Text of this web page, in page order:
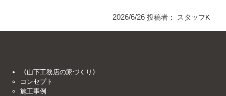
2026/6/26 投稿者： スタッフK
《山下工務店の家づくり》
コンセプト
施工事例